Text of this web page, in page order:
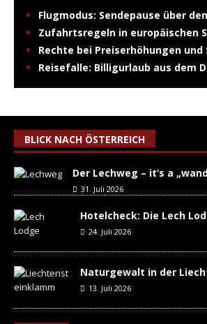
Flugmodus: Sendepause über
Zufahrtsregeln in europäischen
Rechte bei Preiserhöhungen und
Reisefalle: Billigurlaub aus dem
BLICK NACH ÖSTERREICH
Der Lechweg – it’s a
31. Juli 2026
Hotelcheck: Die Lech
24. Juli 2026
Naturgewalt in der
13. Juli 2026